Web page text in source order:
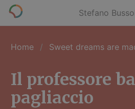
Stefano
Home Sweet dreams are
Il professore
pagliaccio